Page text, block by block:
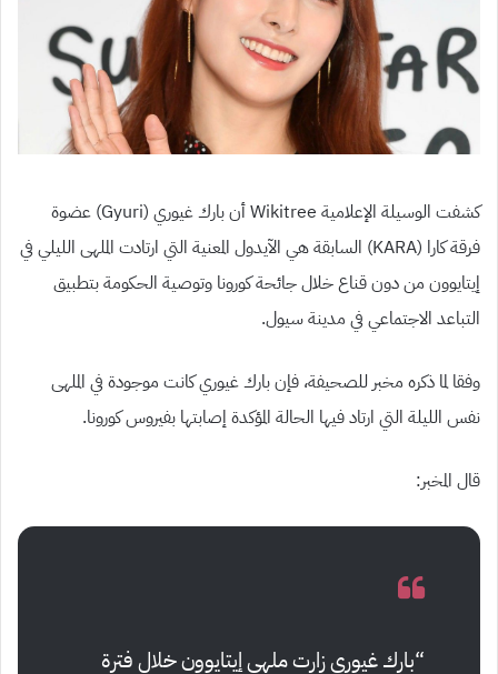
كشفت الوسيلة الإعلامية Wikitree أن بارك غيوري (Gyuri) عضوة
فرقة كارا (KARA) السابقة هي الآيدول المعنية التي ارتادت الملهى الليلي في
إيتايوون من دون قناع خلال جائحة كورونا وتوصية الحكومة بتطبيق
التباعد الاجتماعي في مدينة سيول.
وفقا لما ذكره مخبر للصحيفة، فإن بارك غيوري كانت موجودة في الملهى
نفس الليلة التي ارتاد فيها الحالة المؤكدة إصابتها بفيروس كورونا.
قال المخبر:
“بارك غيوري زارت ملهى إيتايوون خلال فترة